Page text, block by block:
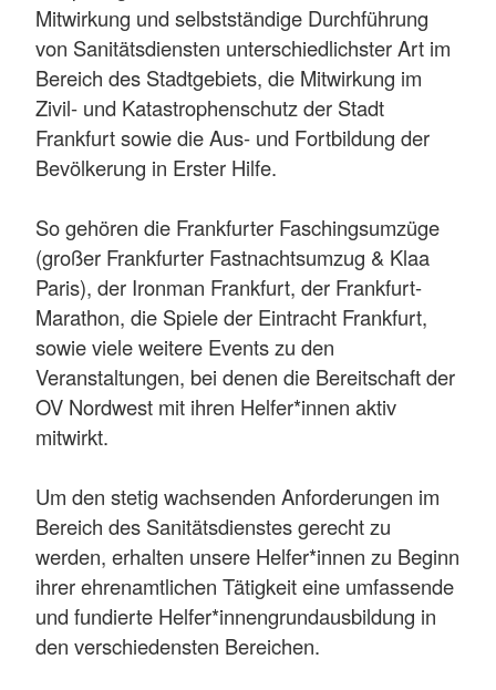
Mitwirkung und selbstständige Durchführung
von Sanitätsdiensten unterschiedlichster Art im
Bereich des Stadtgebiets, die Mitwirkung im
Zivil- und Katastrophenschutz der Stadt
Frankfurt sowie die Aus- und Fortbildung der
Bevölkerung in Erster Hilfe.
So gehören die Frankfurter Faschingsumzüge
(großer Frankfurter Fastnachtsumzug & Klaa
Paris), der Ironman Frankfurt, der Frankfurt-
Marathon, die Spiele der Eintracht Frankfurt,
sowie viele weitere Events zu den
Veranstaltungen, bei denen die Bereitschaft der
OV Nordwest mit ihren Helfer*innen aktiv
mitwirkt.
Um den stetig wachsenden Anforderungen im
Bereich des Sanitätsdienstes gerecht zu
werden, erhalten unsere Helfer*innen zu Beginn
ihrer ehrenamtlichen Tätigkeit eine umfassende
und fundierte Helfer*innengrundausbildung in
den verschiedensten Bereichen.